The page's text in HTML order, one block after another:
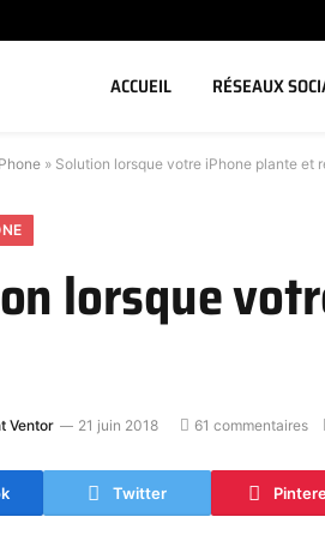
ACCUEIL RÉSEAUX
» Solution lorsque votre iPhone plante et
lorsque
Ventor 21 juin 2018 61 commentaires
Twitter